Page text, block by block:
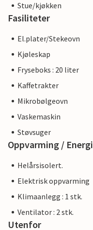
Stue/kjøkken
Fasiliteter
El.plater/Stekeovn
Kjøleskap
Fryseboks : 20 liter
Kaffetrakter
Mikrobølgeovn
Vaskemaskin
Støvsuger
Oppvarming / Energi
Helårsisolert.
Elektrisk oppvarming
Klimaanlegg : 1 stk.
Ventilator : 2 stk.
Utenfor